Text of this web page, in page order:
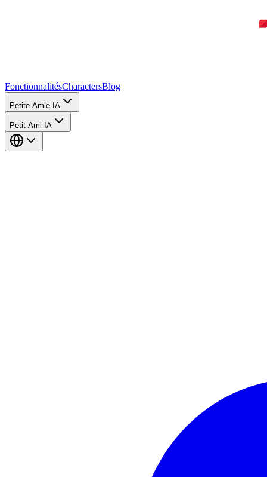
FonctionnalitésCharactersBlog
Petite Amie IA
Petit Ami IA